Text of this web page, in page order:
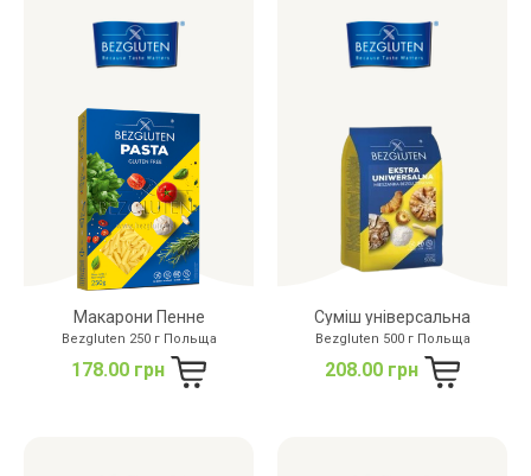
Макарони Пенне
Bezgluten 250 г Польща
178.00 грн
Суміш універсальна
Bezgluten 500 г Польща
208.00 грн